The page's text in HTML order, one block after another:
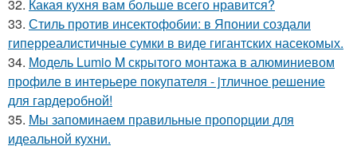
32. Какая кухня вам больше всего нравится?
33. Стиль против инсектофобии: в Японии создали
гиперреалистичные сумки в виде гигантских насекомых.
34. Модель Lumio M скрытого монтажа в алюминиевом
профиле в интерьере покупателя - jтличное решение
для гардеробной!
35. Мы запоминаем правильные пропорции для
идеальной кухни.